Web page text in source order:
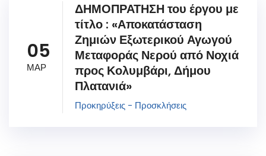
05
ΜΑΡ
ΔΗΜΟΠΡΑΤΗΣΗ του έργου με
τίτλο : «Αποκατάσταση
Ζημιών Εξωτερικού Αγωγού
Μεταφοράς Νερού από Νοχιά
προς Κολυμβάρι, Δήμου
Πλατανιά»
Προκηρύξεις - Προσκλήσεις